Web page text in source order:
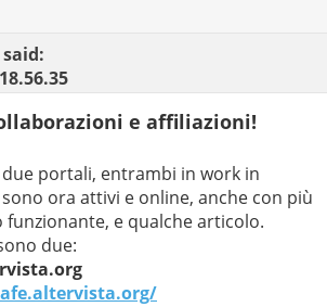
said:
18.56.35
e affiliazioni!
portali, entrambi in work in
ora attivi e online, anche con più
funzionante, e qualche articolo.
due: